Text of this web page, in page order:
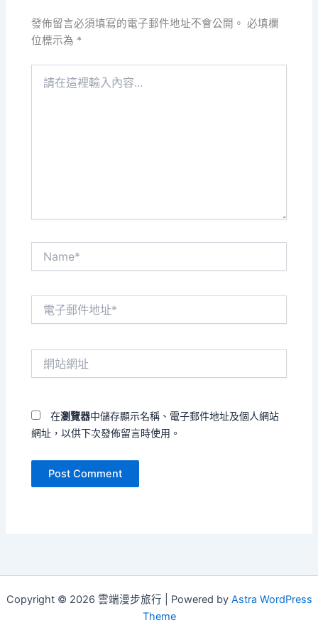
發佈留言必須填寫的電子郵件地址不會公開。 必填欄
位標示為 *
在瀏覽器中儲存顯示名稱、電子郵件地址及個人網站
網址，以供下次發佈留言時使用。
Copyright © 2026 雲端漫步旅行 | Powered by Astra WordPress
Theme